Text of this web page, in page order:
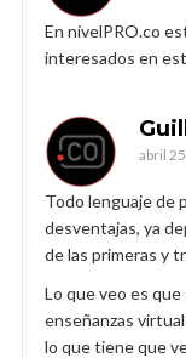
En nivelPRO.co
interesados en
abril
Todo lenguaje de
desventajas, ya
de las primeras y
Lo que veo es
enseñanzas
lo que tiene que